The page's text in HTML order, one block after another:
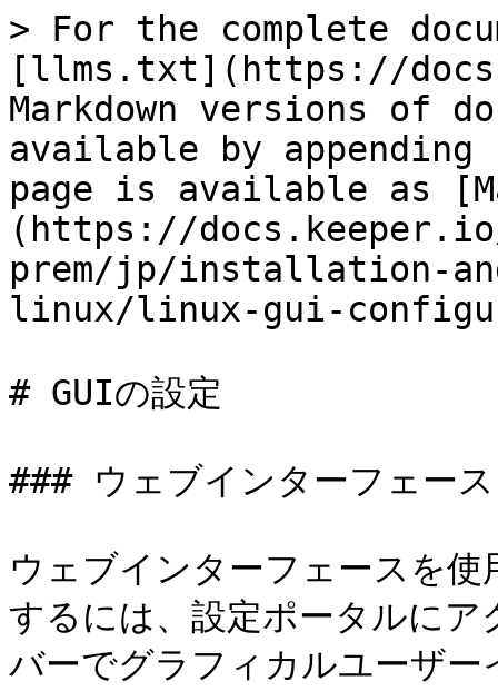
> For the complete
[llms.txt](https://
Markdown versions of
available by
page is available as
(https://
prem/jp/installation-
linux/linux-gui-
# GUIの設定
### ウェブインターフェー
ウェブインターフェースを
するには、設定ポータルに
バーでグラフィカルユーザ